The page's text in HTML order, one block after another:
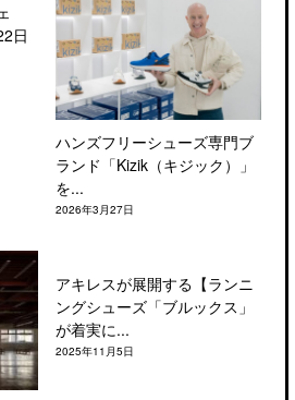
日
ハンズフリーシューズ専門ブ
ランド「Kizik（キジック）」
を...
2026年3月27日
アキレスが展開する【ランニ
ングシューズ「ブルックス」
が着実に...
2025年11月5日